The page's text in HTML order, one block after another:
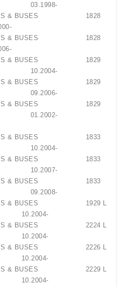
03.1998-
& BUSES 1828
& BUSES 1828
& BUSES 1829
10.2004-
& BUSES 1829
09.2006-
& BUSES 1829
01.2002-
& BUSES 1833
10.2004-
& BUSES 1833
10.2007-
& BUSES 1833
09.2008-
& BUSES 1929 L
10.2004-
& BUSES 2224 L
10.2004-
& BUSES 2226 L
10.2004-
& BUSES 2229 L
10.2004-